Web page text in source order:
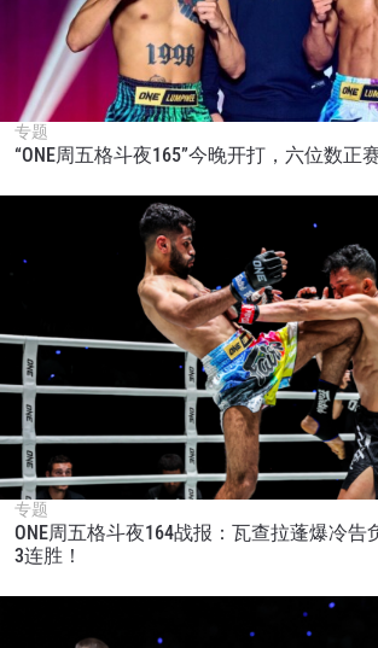
专题
“ONE周五格斗夜165”今晚开打，六位数正
专题
ONE周五格斗夜164战报：瓦查拉蓬爆冷告
3连胜！
赛事
查看集锦
浏览了解更多
在任何地域观看ONE冠军赛，现在注
解最新资讯、解锁特别福利以及优先
场次的最佳座位！
邮箱
订阅
提交此表格签署弹出免责声明，即表
的隐私政策，我们将收集、使用和披
您可以随时取消订阅这些信